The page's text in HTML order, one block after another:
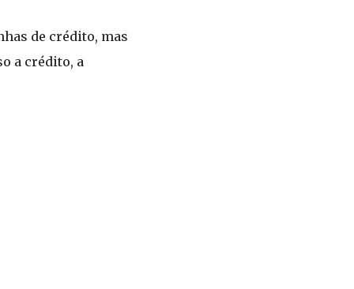
de crédito, mas
a crédito, a